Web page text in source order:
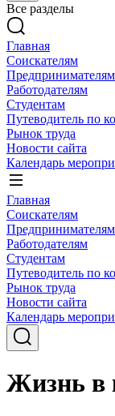
Все разделы
Главная
Соискателям
Предпринимателям
Работодателям
Студентам
Путеводитель по
Рынок труда
Новости сайта
Календарь
Главная
Соискателям
Предпринимателям
Работодателям
Студентам
Путеводитель по
Рынок труда
Новости сайта
Календарь
Жизнь в